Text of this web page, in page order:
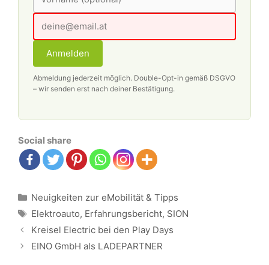
Anmelden
Abmeldung jederzeit möglich. Double-Opt-in gemäß DSGVO
– wir senden erst nach deiner Bestätigung.
Social share
Kategorien
Neuigkeiten zur eMobilität & Tipps
Schlagwörter
Elektroauto, Erfahrungsbericht, SION
Beitrags-
Navigation
Kreisel Electric bei den Play Days
EINO GmbH als LADEPARTNER